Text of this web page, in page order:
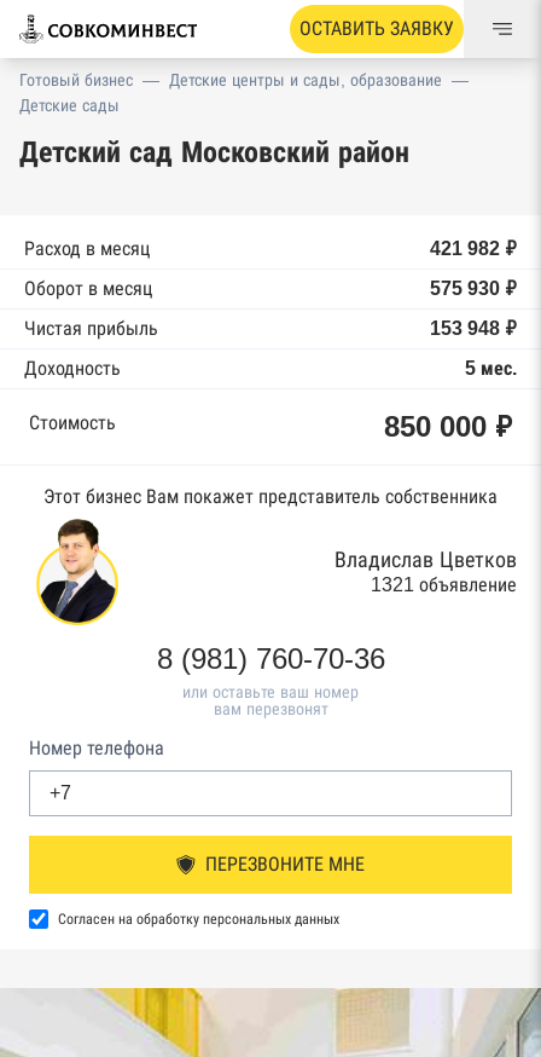
ОСТАВИТЬ ЗАЯВКУ
Готовый бизнес — Детские центры и сады, образование —
Детские сады
Детский сад Московский район
Расход в месяц
421 982 ₽
Оборот в месяц
575 930 ₽
Чистая прибыль
153 948 ₽
Доходность
5 мес.
Стоимость 850 000 ₽
Этот бизнес Вам покажет представитель собственника
Владислав Цветков
1321 объявление
8 (981) 760-70-36
или оставьте ваш номер
вам перезвонят
Номер телефона
ПЕРЕЗВОНИТЕ МНЕ
Согласен на обработку персональных данных